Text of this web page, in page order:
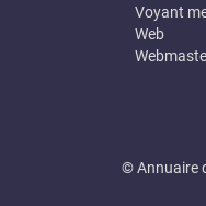
Voyant
Web
© Annuaire